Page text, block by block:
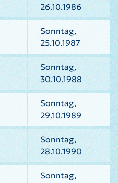
26.10.1986
Sonntag,
25.10.1987
Sonntag,
30.10.1988
Sonntag,
29.10.1989
Sonntag,
28.10.1990
Sonntag,